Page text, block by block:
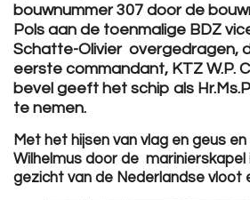
bouwnummer 307 door de
Pols aan de toenmalige BDZ
Schatte-Olivier overgedragen,
eerste commandant, KTZ W.P.
bevel geeft het schip als
te nemen.
Met het hijsen van vlag en geus
Wilhelmus door de marinierskapel
gezicht van de Nederlandse vloot